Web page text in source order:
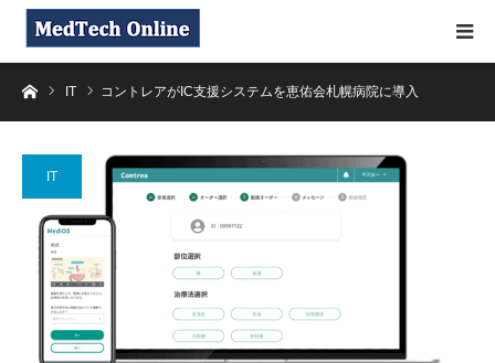
ホーム
IT コントレアがIC支援システムを恵佑会札幌病院に導入
IT